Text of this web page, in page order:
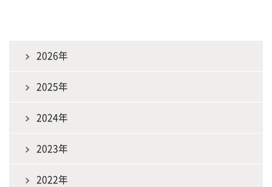
2026年
2025年
2024年
2023年
2022年